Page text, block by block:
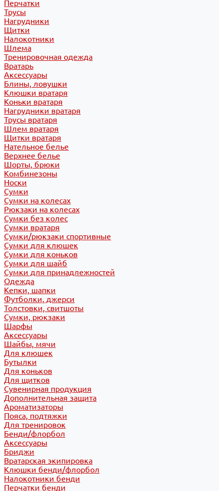
Перчатки
Трусы
Нагрудники
Щитки
Налокотники
Шлема
Тренировочная одежда
Вратарь
Аксессуары
Блины, ловушки
Клюшки вратаря
Коньки вратаря
Нагрудники вратаря
Трусы вратаря
Шлем вратаря
Щитки вратаря
Нательное белье
Верхнее белье
Шорты, брюки
Комбинезоны
Носки
Сумки
Сумки на колесах
Рюкзаки на колесах
Сумки без колес
Сумки вратаря
Сумки/рюкзаки спортивные
Сумки для клюшек
Сумки для коньков
Сумки для шайб
Сумки для принадлежностей
Одежда
Кепки, шапки
Футболки, джерси
Толстовки, свитшоты
Сумки, рюкзаки
Шарфы
Аксессуары
Шайбы, мячи
Для клюшек
Бутылки
Для коньков
Для щитков
Сувенирная продукция
Дополнительная защита
Ароматизаторы
Пояса, подтяжки
Для тренировок
Бенди/флорбол
Аксессуары
Бриджи
Вратарская экипировка
Клюшки бенди/флорбол
Налокотники бенди
Перчатки бенди